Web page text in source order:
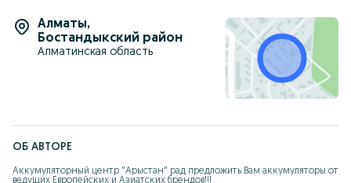
Алматы,
Бостандыкский район
Алматинская область
ОБ АВТОРЕ
Аккумуляторный центр "Арыстан" рад предложить Вам аккумуляторы от
ведущих Европейских и Азиатских брендов!!!